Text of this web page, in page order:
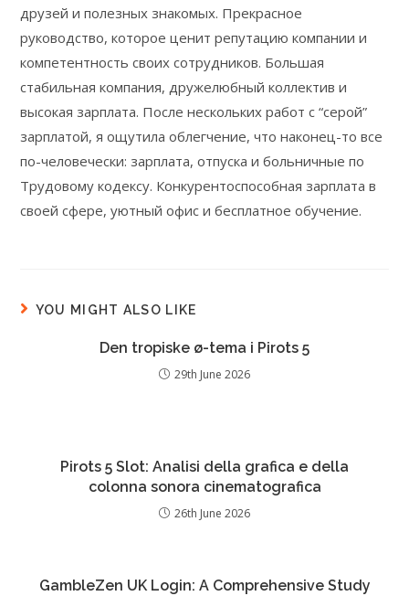
друзей и полезных знакомых. Прекрасное
руководство, которое ценит репутацию компании и
компетентность своих сотрудников. Большая
стабильная компания, дружелюбный коллектив и
высокая зарплата. После нескольких работ с “серой”
зарплатой, я ощутила облегчение, что наконец-то все
по-человечески: зарплата, отпуска и больничные по
Трудовому кодексу. Конкурентоспособная зарплата в
своей сфере, уютный офис и бесплатное обучение.
YOU MIGHT ALSO LIKE
Den tropiske ø-tema i Pirots 5
29th June 2026
Pirots 5 Slot: Analisi della grafica e della
colonna sonora cinematografica
26th June 2026
GambleZen UK Login: A Comprehensive Study